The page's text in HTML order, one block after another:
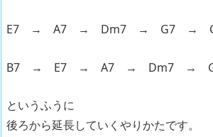
E7 → A7 → Dm7 → G7 →
B7 → E7 → A7 → Dm7 →
というふうに
後ろから延長していくやりかたです。